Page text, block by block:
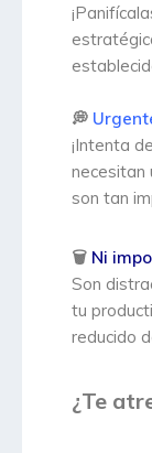
💭
¡Intenta
necesitan
son tan
🗑️ Ni
Son
tu
reducido
¿Te